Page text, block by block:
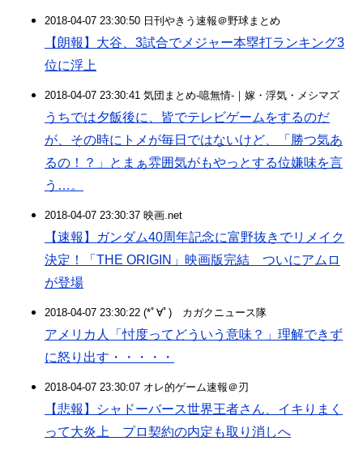
2018-04-07 23:30:50 日刊やきう速報＠野球まとめ
【朗報】大谷、3試合でメジャー本塁打ランキング3
位に浮上
2018-04-07 23:30:41 気団まとめ-噫無情-｜嫁・浮気・メシマズ
うちでは夕飯後に、皆でテレビゲームをするのだ
が、その時にトメが毎日ではないけど、「勝つ気あ
るの！？」とまぁ雰囲気がもやっとする位嫌味を言
う…。
2018-04-07 23:30:37 映画.net
【速報】ガンダム40周年記念に富野抜きでリメイク
決定！「THE ORIGIN」映画版完結 ついにアムロ
が登場
2018-04-07 23:30:22 (*ﾟ∀ﾟ)ゞカガクニュース隊
アメリカ人「忖度ってどういう意味？」理解できず
に怒り出す・・・・・
2018-04-07 23:30:07 オレ的ゲーム速報＠刃
【悲報】シャドーバース世界王者さん、イキりまく
って大炎上 プロ契約の内定も取り消しへ